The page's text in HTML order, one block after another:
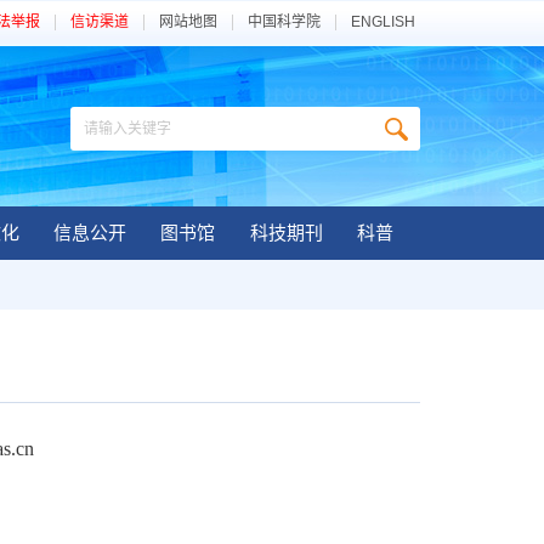
举报 信访渠道 网站地图 中国科学院 ENGLISH
信息公开 图书馆 科技期刊 科普